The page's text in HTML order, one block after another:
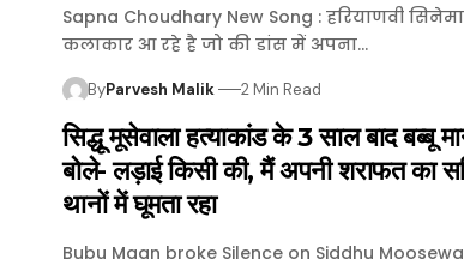
Sapna Choudhary New Song : हरियाणवी
कलाकार आ रहे है जो की डांस में अपना…
ByParvesh Malik 2 Min Read
सिद्धू मूसेवाला हत्याकांड के 3 साल बाद बब्बू
बोले- लड़ाई किसी की, मैं अपनी शराफत का
थानों में घूमता रहा
Bubu Maan broke Silence on Siddhu